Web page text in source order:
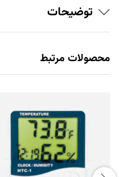
توضیحات
محصولات مرتبط